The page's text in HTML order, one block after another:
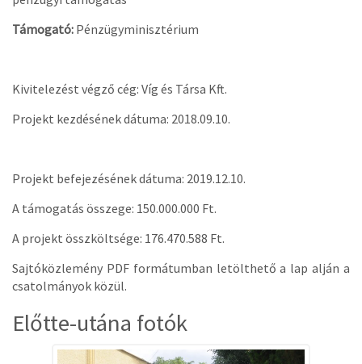
Támogató: Pénzügyminisztérium
Kivitelezést végző cég: Víg és Társa Kft.
Projekt kezdésének dátuma: 2018.09.10.
Projekt befejezésének dátuma: 2019.12.10.
A támogatás összege: 150.000.000 Ft.
A projekt összköltsége: 176.470.588 Ft.
Sajtóközlemény PDF formátumban letölthető a lap alján a
csatolmányok közül.
Előtte-utána fotók